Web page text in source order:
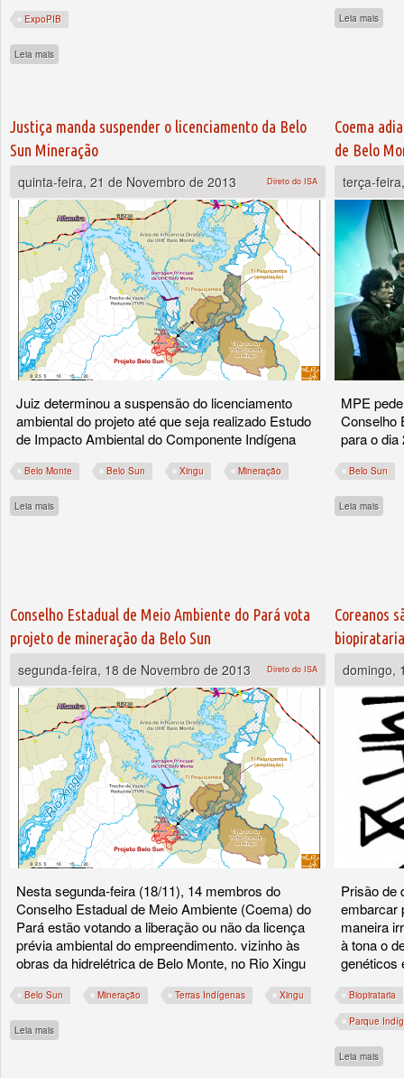
ExpoPIB
Leia mais
Leia mais
Justiça manda suspender o licenciamento da Belo
Sun Mineração
quinta-feira, 21 de Novembro de 2013
Direto do ISA
Juiz determinou a suspensão do licenciamento
ambiental do projeto até que seja realizado Estudo
de Impacto Ambiental do Componente Indígena
Belo Monte Belo Sun Xingu Mineração
Leia mais sobre Justiça manda suspender o licenciamento da Belo Sun Mineração
Coema
de Belo
terça-
MPE
Conselho
para o dia
Belo Sun
Leia mais
Conselho Estadual de Meio Ambiente do Pará vota
projeto de mineração da Belo Sun
segunda-feira, 18 de Novembro de 2013
Direto do ISA
Nesta segunda-feira (18/11), 14 membros do
Conselho Estadual de Meio Ambiente (Coema) do
Pará estão votando a liberação ou não da licença
prévia ambiental do empreendimento. vizinho às
obras da hidrelétrica de Belo Monte, no Rio Xingu
Belo Sun Mineração Terras Indígenas Xingu
Leia mais sobre Conselho Estadual de Meio Ambiente do Pará vota projeto de mineração da
Coreanos
domingo,
Prisão de
embarcar
maneira
à tona o
genéticos
Biopirataria
Parque
Leia mais